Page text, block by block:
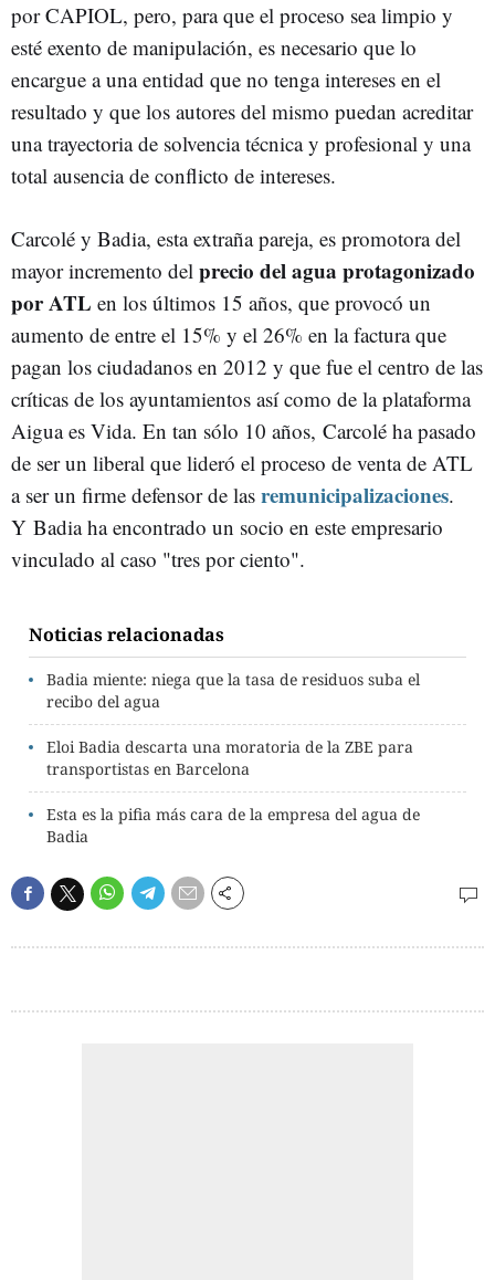
por CAPIOL, pero, para que el proceso sea limpio y
esté exento de manipulación, es necesario que lo
encargue a una entidad que no tenga intereses en el
resultado y que los autores del mismo puedan acreditar
una trayectoria de solvencia técnica y profesional y una
total ausencia de conflicto de intereses.
Carcolé y Badia, esta extraña pareja, es promotora del
mayor incremento del precio del agua protagonizado
por ATL en los últimos 15 años, que provocó un
aumento de entre el 15% y el 26% en la factura que
pagan los ciudadanos en 2012 y que fue el centro de las
críticas de los ayuntamientos así como de la plataforma
Aigua es Vida. En tan sólo 10 años, Carcolé ha pasado
de ser un liberal que lideró el proceso de venta de ATL
a ser un firme defensor de las remunicipalizaciones.
Y Badia ha encontrado un socio en este empresario
vinculado al caso "tres por ciento".
Noticias relacionadas
Badia miente: niega que la tasa de residuos suba el
recibo del agua
Eloi Badia descarta una moratoria de la ZBE para
transportistas en Barcelona
Esta es la pifia más cara de la empresa del agua de
Badia